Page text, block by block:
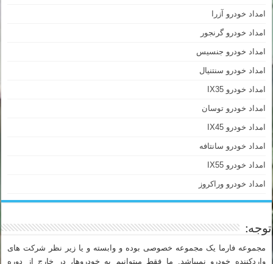
امداد خودرو آزرا
امداد خودرو گرنجور
امداد خودرو جنسیس
امداد خودرو سنتنیال
امداد خودرو IX35
امداد خودرو توسان
امداد خودرو IX45
امداد خودرو سانتافه
امداد خودرو IX55
امداد خودرو وراکروز
توجه:
مجموعه فارما یک مجموعه خصوصی بوده و وابسته و یا زیر نظر شرکت های
واردکننده خودرو نمیباشد. ما فقط میتوانیم به خودروها، در خارج از دوره